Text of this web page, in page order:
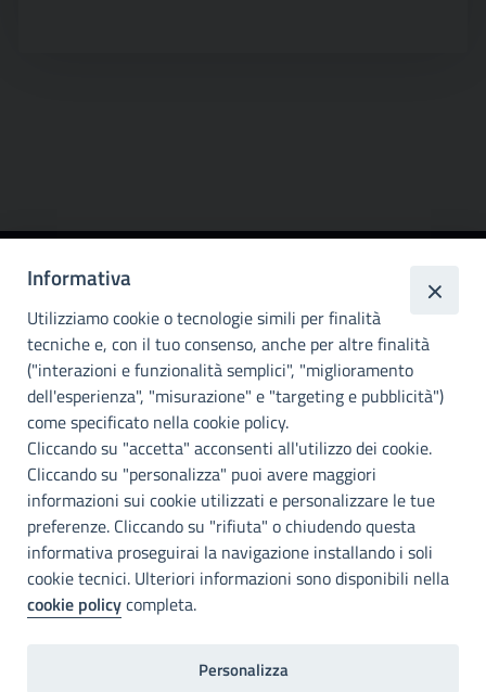
Città
metropolitana di
Palermo
INFO E CONTATTI
I nostri canali social
Accessibilità
Città Metropolitana di Palermo si impegna a rendere il proprio sito
web accessibile, conformemente al D.lgs. 10 agosto 2018, n°106
che ha recepito la direttiva UE 2016/2102 del Parlamento euopeo e
del Consiglio.
Dichiarazione di accessibilità
Informativa
Utilizziamo cookie o tecnologie simili per finalità
tecniche e, con il tuo consenso, anche per altre finalità
("interazioni e funzionalità semplici", "miglioramento
dell'esperienza", "misurazione" e "targeting e pubblicità")
come specificato nella cookie policy.
Cliccando su "accetta" acconsenti all'utilizzo dei cookie.
Cliccando su "personalizza" puoi avere maggiori
informazioni sui cookie utilizzati e personalizzare le tue
preferenze. Cliccando su "rifiuta" o chiudendo questa
informativa proseguirai la navigazione installando i soli
cookie tecnici. Ulteriori informazioni sono disponibili nella
cookie policycompleta.
Personalizza